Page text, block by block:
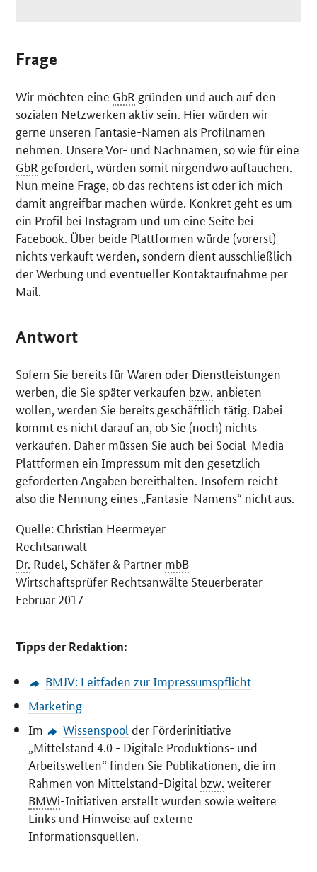
Frage
Wir möchten eine GbR gründen und auch auf den
sozialen Netzwerken aktiv sein. Hier würden wir
gerne unseren Fantasie-Namen als Profilnamen
nehmen. Unsere Vor- und Nachnamen, so wie für eine
GbR gefordert, würden somit nirgendwo auftauchen.
Nun meine Frage, ob das rechtens ist oder ich mich
damit angreifbar machen würde. Konkret geht es um
ein Profil bei Instagram und um eine Seite bei
Facebook. Über beide Plattformen würde (vorerst)
nichts verkauft werden, sondern dient ausschließlich
der Werbung und eventueller Kontaktaufnahme per
Mail.
Antwort
Sofern Sie bereits für Waren oder Dienstleistungen
werben, die Sie später verkaufen bzw. anbieten
wollen, werden Sie bereits geschäftlich tätig. Dabei
kommt es nicht darauf an, ob Sie (noch) nichts
verkaufen. Daher müssen Sie auch bei Social-Media-
Plattformen ein Impressum mit den gesetzlich
geforderten Angaben bereithalten. Insofern reicht
also die Nennung eines „Fantasie-Namens“ nicht aus.
Quelle: Christian Heermeyer
Rechtsanwalt
Dr. Rudel, Schäfer & Partner mbB
Wirtschaftsprüfer Rechtsanwälte Steuerberater
Februar 2017
Tipps der Redaktion:
BMJV: Leitfaden zur Impressumspflicht
Marketing
Im
Wissenspool der Förderinitiative
„Mittelstand 4.0 - Digitale Produktions- und
Arbeitswelten“ finden Sie Publikationen, die im
Rahmen von Mittelstand-Digital bzw. weiterer
BMWi-Initiativen erstellt wurden sowie weitere
Links und Hinweise auf externe
Informationsquellen.